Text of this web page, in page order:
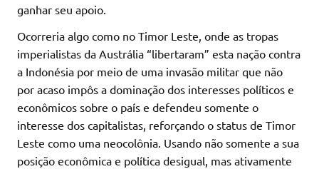
ganhar seu apoio.
Ocorreria algo como no Timor Leste, onde as tropas
imperialistas da Austrália “libertaram” esta nação contra
a Indonésia por meio de uma invasão militar que não
por acaso impôs a dominação dos interesses políticos e
econômicos sobre o país e defendeu somente o
interesse dos capitalistas, reforçando o status de Timor
Leste como uma neocolônia. Usando não somente a sua
posição econômica e política desigual, mas ativamente